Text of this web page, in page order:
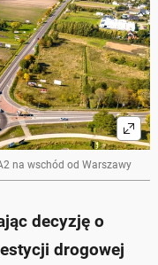
na wschód od Warszawy
decyzję o
drogowej